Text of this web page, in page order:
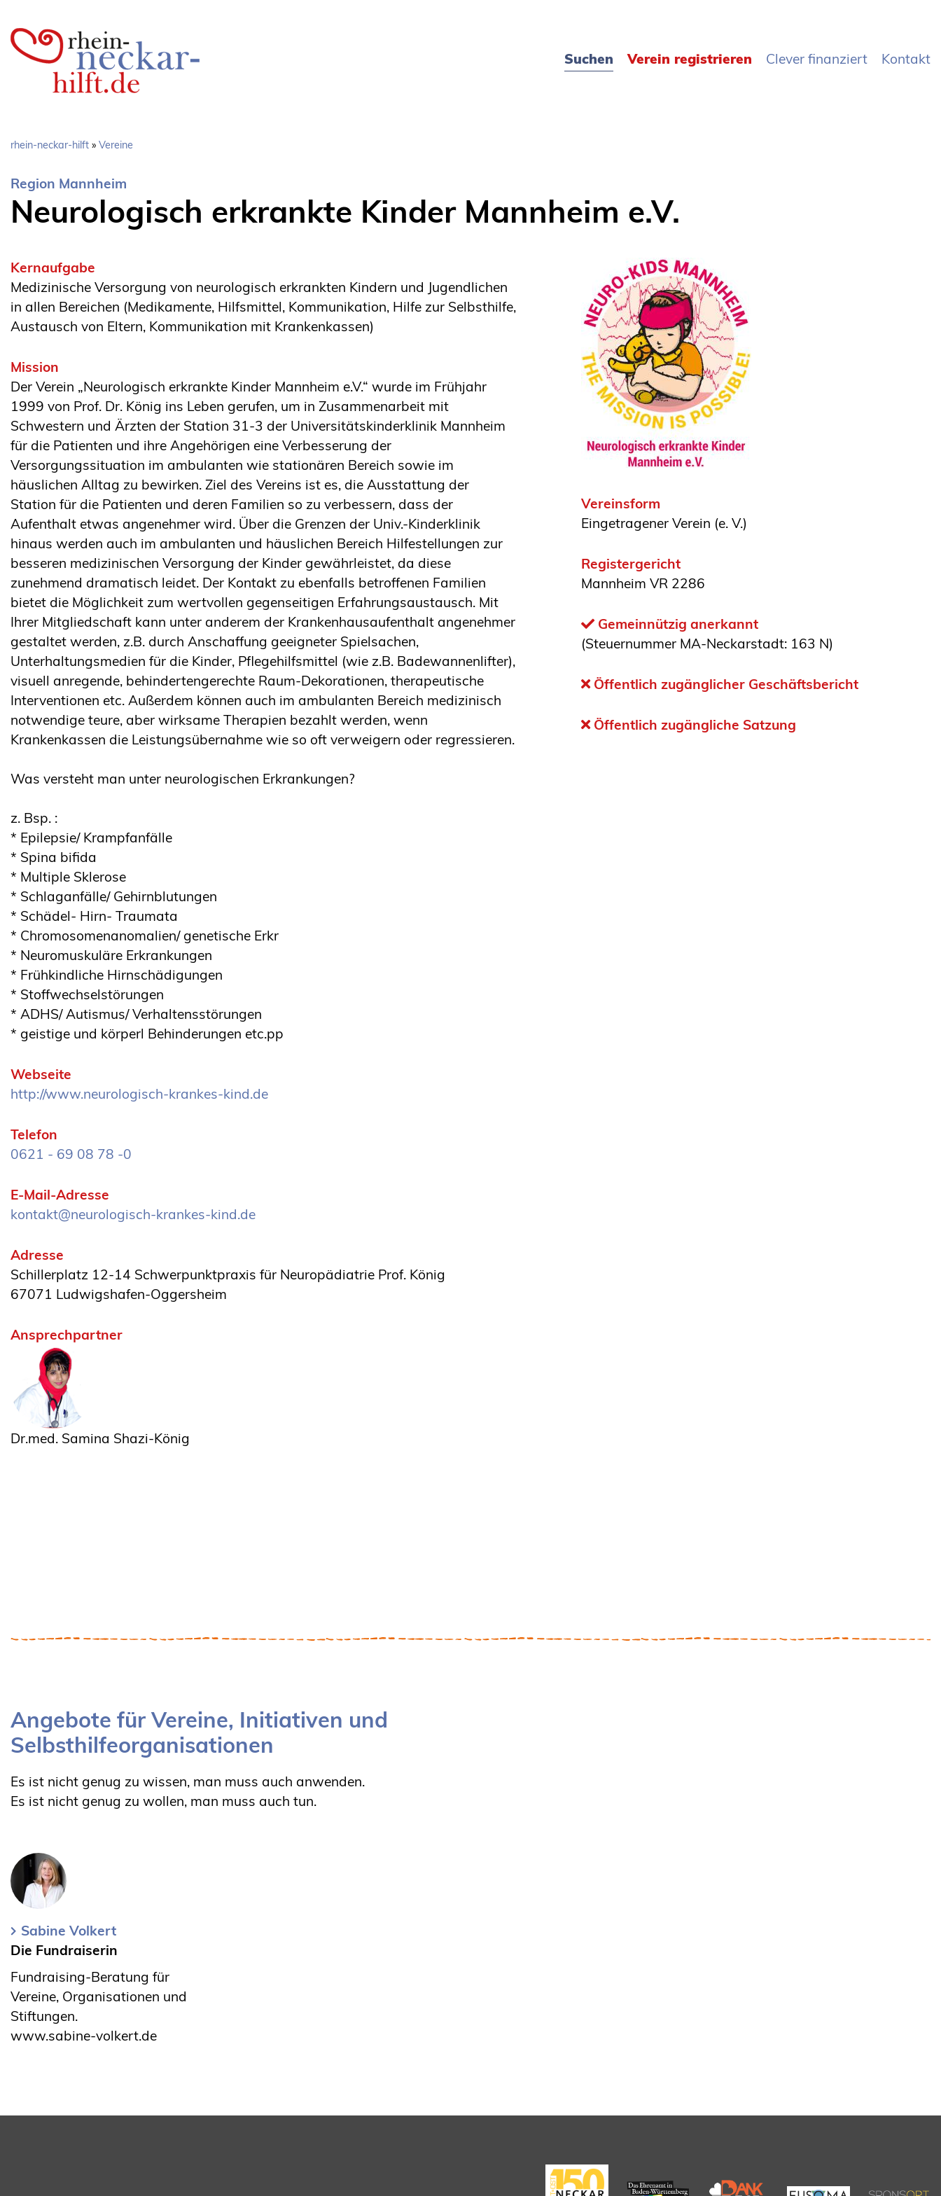
zum
Inhalt
Suchen Verein registrieren Clever finanziert Kontakt
Pfadnavigation
rhein-neckar-hilft Vereine
Region Mannheim
Neurologisch erkrankte Kinder Mannheim e.V.
Kernaufgabe
Medizinische Versorgung von neurologisch erkrankten Kindern und Jugendlichen
in allen Bereichen (Medikamente, Hilfsmittel, Kommunikation, Hilfe zur Selbsthilfe,
Austausch von Eltern, Kommunikation mit Krankenkassen)
Mission
Der Verein „Neurologisch erkrankte Kinder Mannheim e.V.“ wurde im Frühjahr
1999 von Prof. Dr. König ins Leben gerufen, um in Zusammenarbeit mit
Schwestern und Ärzten der Station 31-3 der Universitätskinderklinik Mannheim
für die Patienten und ihre Angehörigen eine Verbesserung der
Versorgungssituation im ambulanten wie stationären Bereich sowie im
häuslichen Alltag zu bewirken. Ziel des Vereins ist es, die Ausstattung der
Station für die Patienten und deren Familien so zu verbessern, dass der
Aufenthalt etwas angenehmer wird. Über die Grenzen der Univ.-Kinderklinik
hinaus werden auch im ambulanten und häuslichen Bereich Hilfestellungen zur
besseren medizinischen Versorgung der Kinder gewährleistet, da diese
zunehmend dramatisch leidet. Der Kontakt zu ebenfalls betroffenen Familien
bietet die Möglichkeit zum wertvollen gegenseitigen Erfahrungsaustausch. Mit
Ihrer Mitgliedschaft kann unter anderem der Krankenhausaufenthalt angenehmer
gestaltet werden, z.B. durch Anschaffung geeigneter Spielsachen,
Unterhaltungsmedien für die Kinder, Pflegehilfsmittel (wie z.B. Badewannenlifter),
visuell anregende, behindertengerechte Raum-Dekorationen, therapeutische
Interventionen etc. Außerdem können auch im ambulanten Bereich medizinisch
notwendige teure, aber wirksame Therapien bezahlt werden, wenn
Krankenkassen die Leistungsübernahme wie so oft verweigern oder regressieren.
Was versteht man unter neurologischen Erkrankungen?
z. Bsp. :
* Epilepsie/ Krampfanfälle
* Spina bifida
* Multiple Sklerose
* Schlaganfälle/ Gehirnblutungen
* Schädel- Hirn- Traumata
* Chromosomenanomalien/ genetische Erkr
* Neuromuskuläre Erkrankungen
* Frühkindliche Hirnschädigungen
* Stoffwechselstörungen
* ADHS/ Autismus/ Verhaltensstörungen
* geistige und körperl Behinderungen etc.pp
Webseite
http://www.neurologisch-krankes-kind.de
Telefon
0621 - 69 08 78 -0
E-Mail-Adresse
kontakt@neurologisch-krankes-kind.de
Adresse
Schillerplatz 12-14 Schwerpunktpraxis für Neuropädiatrie Prof. König
67071 Ludwigshafen-Oggersheim
Ansprechpartner
Dr.med. Samina Shazi-König
Vereinsform
Eingetragener Verein (e. V.)
Registergericht
Mannheim VR 2286
Gemeinnützig anerkannt
(Steuernummer MA-Neckarstadt: 163 N)
Öffentlich zugänglicher Geschäftsbericht
Öffentlich zugängliche Satzung
Angebote für Vereine, Initiativen und
Selbsthilfeorganisationen
Es ist nicht genug zu wissen, man muss auch anwenden.
Es ist nicht genug zu wollen, man muss auch tun.
Sabine Volkert
Die Fundraiserin
Fundraising-Beratung für
Vereine, Organisationen und
Stiftungen.
www.sabine-volkert.de